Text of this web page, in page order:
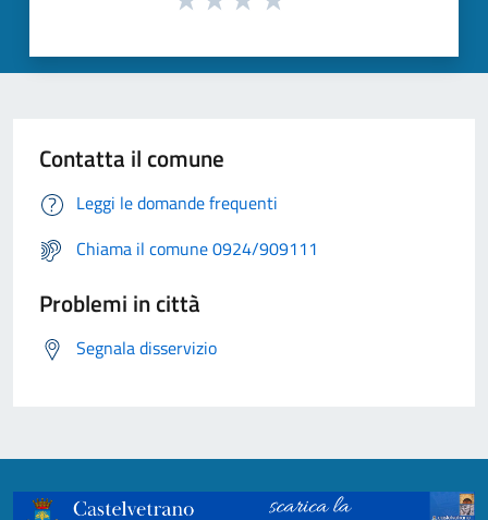
Contatta il comune
Leggi le domande frequenti
Chiama il comune 0924/909111
Problemi in città
Segnala disservizio